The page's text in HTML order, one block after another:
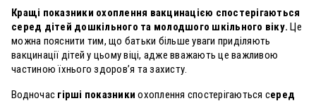
Кращі показники охоплення вакцинацією спостерігаються
серед дітей дошкільного та молодшого шкільного віку. Це
можна пояснити тим, що батьки більше уваги приділяють
вакцинації дітей у цьому віці, адже вважають це важливою
частиною їхнього здоров’я та захисту.
Водночас гірші показники охоплення спостерігаються серед